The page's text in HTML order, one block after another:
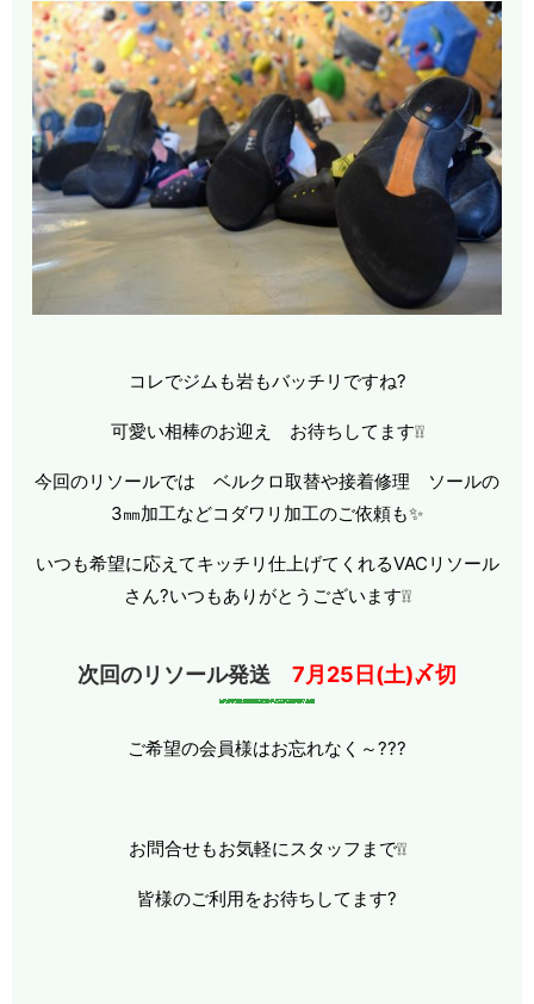
コレでジムも岩もバッチリですね?
可愛い相棒のお迎え お待ちしてます❕❕
今回のリソールでは ベルクロ取替や接着修理 ソールの
3㎜加工などコダワリ加工のご依頼も✨
いつも希望に応えてキッチリ仕上げてくれるVACリソール
さん?いつもありがとうございます❕❕
次回のリソール発送 7月25日(土)〆切
ご希望の会 員様はお忘れなく～???
お問合せもお気軽にスタッフまで❕❕
皆様のご利用をお待ちしてます?